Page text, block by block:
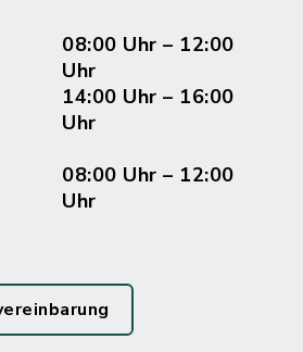
08:00 Uhr – 12:00
Uhr
14:00 Uhr – 16:00
Uhr
08:00 Uhr – 12:00
Uhr